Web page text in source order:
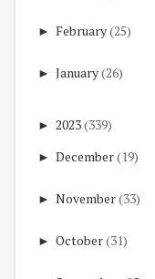
► February(25)
► January(26)
► 2023(339)
► December(19)
► November(33)
► October(31)